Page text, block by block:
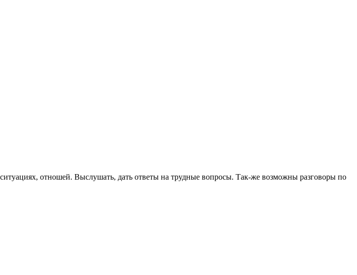
отношей. Выслушать, дать ответы на трудные вопросы. Так-же возможны разговоры по